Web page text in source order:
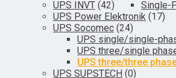
UPS INVT (42)
Single-
UPS Power Elektronik (17)
UPS Socomec (24)
UPS single/single-
UPS three/single
UPS three/three
UPS SUPSTECH (0)